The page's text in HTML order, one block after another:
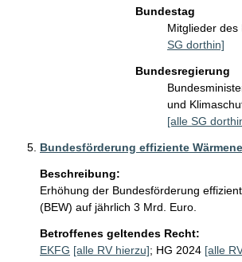
Bundestag
Mitglieder des
SG dorthin]
Bundesregierung
und
[alle SG
Bundesförderung effiziente
Beschreibung:
Erhöhung der Bundesförderung
(BEW) auf jährlich 3 Mrd. Euro.
Betroffenes geltendes Recht:
EKFG [alle RV hierzu]; HG 2024 [alle